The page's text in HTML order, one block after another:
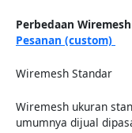
Perbedaan
Pesanan (custom)
Wiremesh Standar
Wiremesh ukuran
umumnya dijual